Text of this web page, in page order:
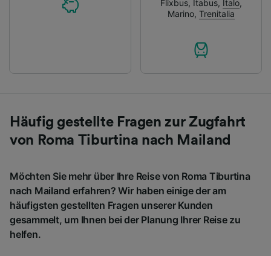
Flixbus, Itabus, Italo,
Marino, Trenitalia
Häufig gestellte Fragen zur Zugfahrt
von Roma Tiburtina nach Mailand
Möchten Sie mehr über Ihre Reise von Roma Tiburtina
nach Mailand erfahren? Wir haben einige der am
häufigsten gestellten Fragen unserer Kunden
gesammelt, um Ihnen bei der Planung Ihrer Reise zu
helfen.